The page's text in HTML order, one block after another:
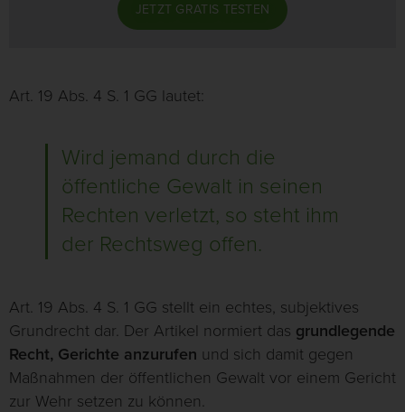
JETZT GRATIS TESTEN
Art. 19 Abs. 4 S. 1 GG lautet:
Wird jemand durch die
öffentliche Gewalt in seinen
Rechten verletzt, so steht ihm
der Rechtsweg offen.
Art. 19 Abs. 4 S. 1 GG stellt ein echtes, subjektives
Grundrecht dar. Der Artikel normiert das grundlegende
Recht, Gerichte anzurufen und sich damit gegen
Maßnahmen der öffentlichen Gewalt vor einem Gericht
zur Wehr setzen zu können.